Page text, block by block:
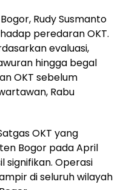
Rudy Susmanto
peredaran OKT.
evaluasi,
hingga begal
OKT sebelum
Rabu
OKT yang
Bogor pada April
signifikan. Operasi
di seluruh wilayah